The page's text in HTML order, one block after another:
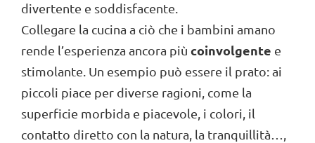
divertente e soddisfacente.
Collegare la cucina a ciò che i bambini amano
rende l’esperienza ancora più coinvolgente e
stimolante. Un esempio può essere il prato: ai
piccoli piace per diverse ragioni, come la
superficie morbida e piacevole, i colori, il
contatto diretto con la natura, la tranquillità…,